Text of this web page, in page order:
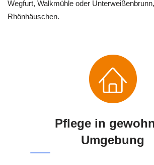
Wegfurt, Walkmühle oder
Rhönhäuschen.
Pflege in
Umgebung